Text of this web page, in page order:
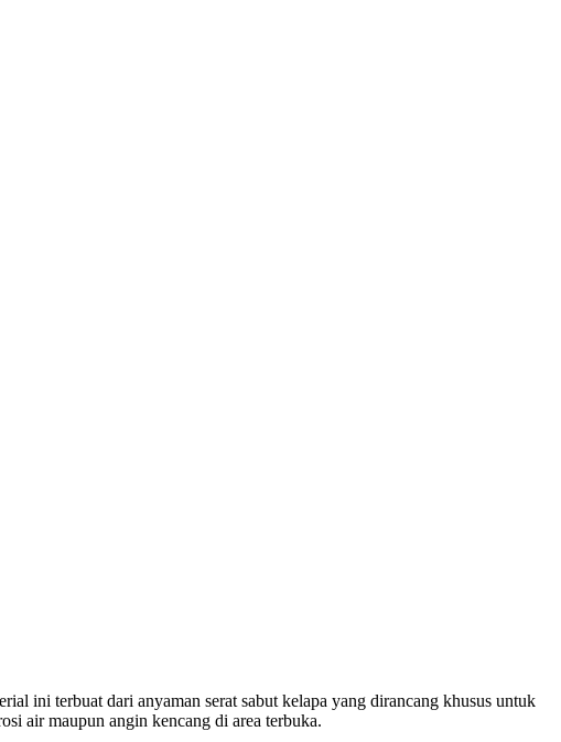
ini terbuat dari anyaman serat sabut kelapa yang dirancang khusus untuk
air maupun angin kencang di area terbuka.